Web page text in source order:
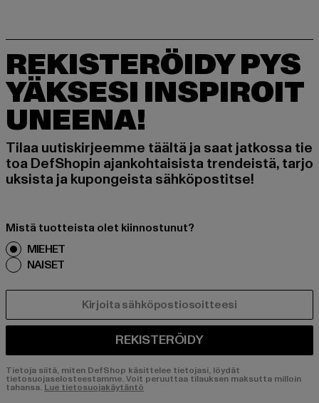
REKISTERÖIDY PYS
YÄKSESI INSPIROIT
UNEENA!
Tilaa uutiskirjeemme täältä ja saat jatkossa tie
toa DefShopin ajankohtaisista trendeistä, tarjo
uksista ja kupongeista sähköpostitse!
Mistä tuotteista olet kiinnostunut?
MIEHET
NAISET
REKISTERÖIDY
Tietoja siitä, miten DefShop käsittelee tietojasi, löydät
tietosuojaselosteestamme. Voit peruuttaa tilauksen maksutta milloin
tahansa. Lue tietosuojakäytäntö